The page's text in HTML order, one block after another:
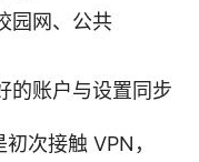
园网、公共
的账户与设置同步
次接触 VPN，